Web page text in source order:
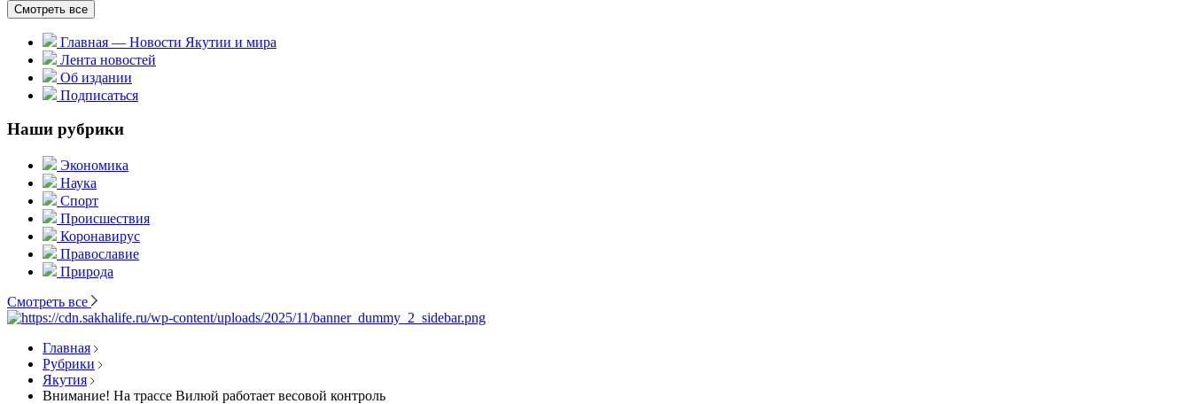
Смотреть все
Главная — Новости Якутии и мира
Лента новостей
Об издании
Подписаться
Наши рубрики
Экономика
Наука
Спорт
Происшествия
Коронавирус
Православие
Природа
Смотреть все
Главная
Рубрики
Якутия
Внимание! На трассе Вилюй работает весовой контроль